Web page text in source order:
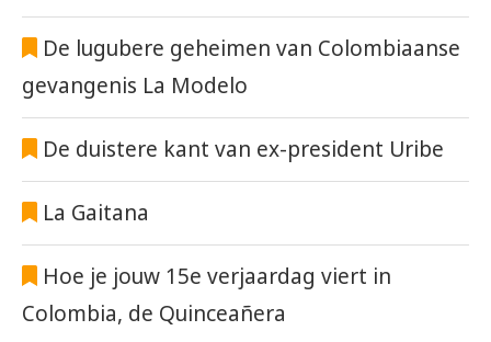
De lugubere geheimen van Colombiaanse
gevangenis La Modelo
De duistere kant van ex-president Uribe
La Gaitana
Hoe je jouw 15e verjaardag viert in
Colombia, de Quinceañera